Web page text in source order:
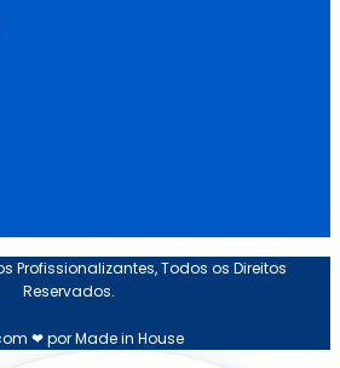
Profissionalizantes, Todos os Direitos
Reservados.
❤ por Made in House